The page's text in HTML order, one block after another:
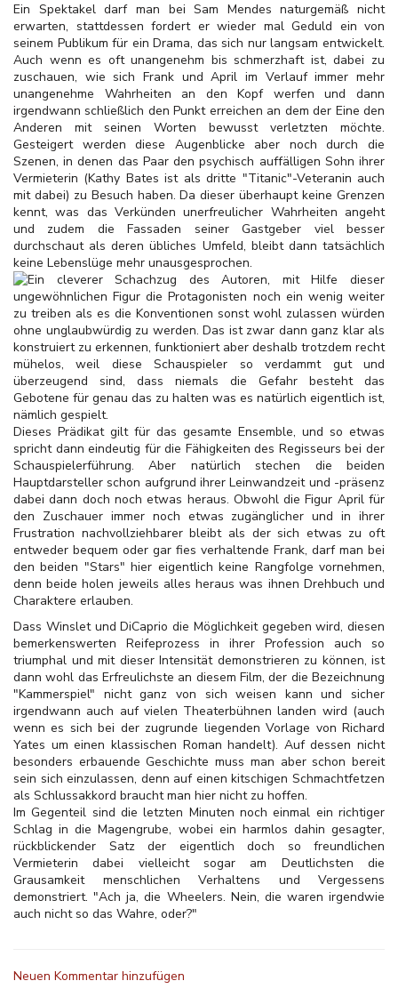
Ein Spektakel darf man bei Sam Mendes naturgemäß nicht
erwarten, stattdessen fordert er wieder mal Geduld ein von
seinem Publikum für ein Drama, das sich nur langsam entwickelt.
Auch wenn es oft unangenehm bis schmerzhaft ist, dabei zu
zuschauen, wie sich Frank und April im Verlauf immer mehr
unangenehme Wahrheiten an den Kopf werfen und dann
irgendwann schließlich den Punkt erreichen an dem der Eine den
Anderen mit seinen Worten bewusst verletzten möchte.
Gesteigert werden diese Augenblicke aber noch durch die
Szenen, in denen das Paar den psychisch auffälligen Sohn ihrer
Vermieterin (Kathy Bates ist als dritte "Titanic"-Veteranin auch
mit dabei) zu Besuch haben. Da dieser überhaupt keine Grenzen
kennt, was das Verkünden unerfreulicher Wahrheiten angeht
und zudem die Fassaden seiner Gastgeber viel besser
durchschaut als deren übliches Umfeld, bleibt dann tatsächlich
keine Lebenslüge mehr unausgesprochen.
Ein cleverer Schachzug des Autoren, mit Hilfe dieser
ungewöhnlichen Figur die Protagonisten noch ein wenig weiter
zu treiben als es die Konventionen sonst wohl zulassen würden
ohne unglaubwürdig zu werden. Das ist zwar dann ganz klar als
konstruiert zu erkennen, funktioniert aber deshalb trotzdem recht
mühelos, weil diese Schauspieler so verdammt gut und
überzeugend sind, dass niemals die Gefahr besteht das
Gebotene für genau das zu halten was es natürlich eigentlich ist,
nämlich gespielt.
Dieses Prädikat gilt für das gesamte Ensemble, und so etwas
spricht dann eindeutig für die Fähigkeiten des Regisseurs bei der
Schauspielerführung. Aber natürlich stechen die beiden
Hauptdarsteller schon aufgrund ihrer Leinwandzeit und -präsenz
dabei dann doch noch etwas heraus. Obwohl die Figur April für
den Zuschauer immer noch etwas zugänglicher und in ihrer
Frustration nachvollziehbarer bleibt als der sich etwas zu oft
entweder bequem oder gar fies verhaltende Frank, darf man bei
den beiden "Stars" hier eigentlich keine Rangfolge vornehmen,
denn beide holen jeweils alles heraus was ihnen Drehbuch und
Charaktere erlauben.
Dass Winslet und DiCaprio die Möglichkeit gegeben wird, diesen
bemerkenswerten Reifeprozess in ihrer Profession auch so
triumphal und mit dieser Intensität demonstrieren zu können, ist
dann wohl das Erfreulichste an diesem Film, der die Bezeichnung
"Kammerspiel" nicht ganz von sich weisen kann und sicher
irgendwann auch auf vielen Theaterbühnen landen wird (auch
wenn es sich bei der zugrunde liegenden Vorlage von Richard
Yates um einen klassischen Roman handelt). Auf dessen nicht
besonders erbauende Geschichte muss man aber schon bereit
sein sich einzulassen, denn auf einen kitschigen Schmachtfetzen
als Schlussakkord braucht man hier nicht zu hoffen.
Im Gegenteil sind die letzten Minuten noch einmal ein richtiger
Schlag in die Magengrube, wobei ein harmlos dahin gesagter,
rückblickender Satz der eigentlich doch so freundlichen
Vermieterin dabei vielleicht sogar am Deutlichsten die
Grausamkeit menschlichen Verhaltens und Vergessens
demonstriert. "Ach ja, die Wheelers. Nein, die waren irgendwie
auch nicht so das Wahre, oder?"
Neuen Kommentar hinzufügen